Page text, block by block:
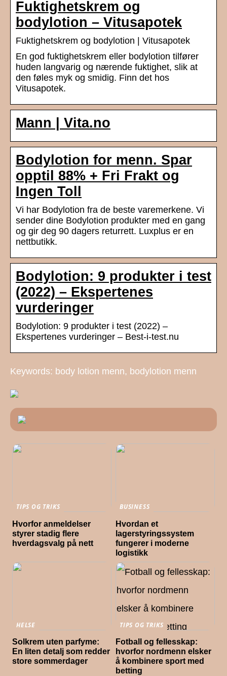
Fuktighetskrem og
bodylotion – Vitusapotek
Fuktighetskrem og bodylotion | Vitusapotek
En god fuktighetskrem eller bodylotion tilfører
huden langvarig og nærende fuktighet, slik at
den føles myk og smidig. Finn det hos
Vitusapotek.
Mann | Vita.no
Bodylotion for menn. Spar
opptil 88% + Fri Frakt og
Ingen Toll
Vi har Bodylotion fra de beste varemerkene. Vi
sender dine Bodylotion produkter med en gang
og gir deg 90 dagers returrett. Luxplus er en
nettbutikk.
Bodylotion: 9 produkter i test
(2022) – Ekspertenes
vurderinger
Bodylotion: 9 produkter i test (2022) –
Ekspertenes vurderinger – Best-i-test.nu
Keywords: body lotion menn, bodylotion menn
TIPS OG TRIKS
Hvorfor anmeldelser
styrer stadig flere
hverdagsvalg på nett
BUSINESS
Hvordan et
lagerstyringssystem
fungerer i moderne
logistikk
HELSE
Solkrem uten parfyme:
En liten detalj som redder
store sommerdager
TIPS OG TRIKS
Fotball og fellesskap:
hvorfor nordmenn elsker
å kombinere sport med
betting